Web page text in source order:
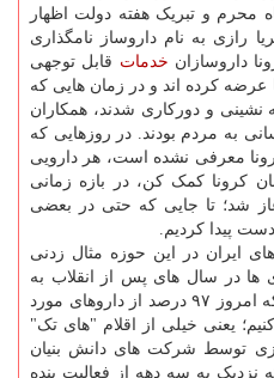
محرم و تبریک هفته دولت اظهار
رازی به نام داروساز نامگذاری
داروسازان خدمات قابل توجهی
عرضه کرده اند و در زمان هایی که
و دورکاری شدند، همکاران
به مردم بودند. در روزهایی که
معرفی نشده است، هر دارویی
کرونا کمک کن، در بازه زمانی
شد؛ تا جایی که حتی در بعضی
پیدا کردیم.
ایران در این حوزه مثال زدنی
ها در سال های پس از انقلاب به
همت داروسازان رخ داد تا جایی که امروز ۹۷ درصد از داروهای مورد
یعنی خیلی از اقلام "های تک"
توسط شرکت های دانش بنیان
نزدیک به سه دهه از فعالیت بنده